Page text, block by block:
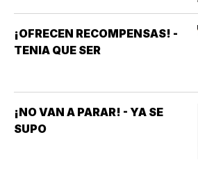
¡OFRECEN RECOMPENSAS! -
TENIA QUE SER
¡NO VAN A PARAR! - YA SE
SUPO